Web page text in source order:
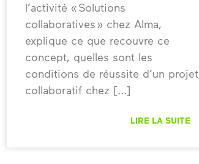
l’activité « Solutions
collaboratives » chez Alma,
explique ce que recouvre ce
concept, quelles sont les
conditions de réussite d’un projet
collaboratif chez
LIRE LA SUITE